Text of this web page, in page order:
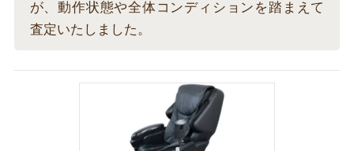
が、動作状態や全体コンディションを踏まえて
査定いたしました。